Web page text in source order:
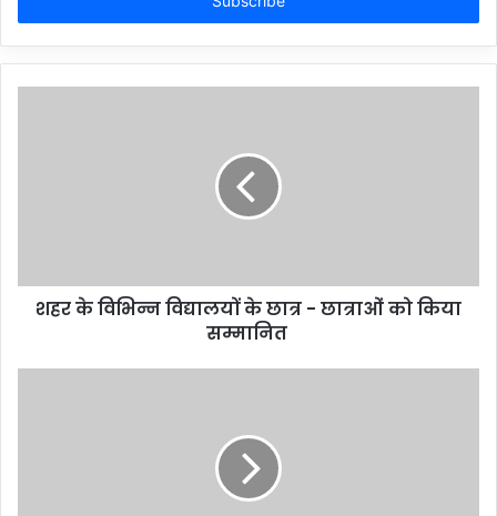
शहर के विभिन्न विद्यालयों के छात्र - छात्राओं को किया
सम्मानित